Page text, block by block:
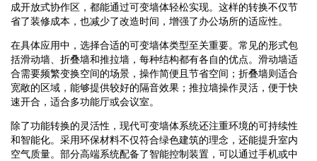
成开放式协作区，都能通过可变墙体轻松实现。这样的转换不仅节
省了装修成本，也减少了改造时间，增强了办公场所的适应性。
在具体应用中，选择合适的可变墙体类型至关重要。常见的形式包
括滑动墙、折叠墙和推拉墙，每种结构都有各自的优点。滑动墙适
合需要频繁变换空间的场景，操作简便且节省空间；折叠墙则适合
宽敞的区域，能够提供较好的隔音效果；推拉墙操作灵活，便于快
速开合，适合多功能厅或会议室。
除了功能转换的灵活性，现代可变墙体系统还注重环境的可持续性
和智能化。采用环保材料不仅符合绿色建筑的理念，还能提升室内
空气质量。部分高端系统配备了智能控制装置，可以通过手机或中